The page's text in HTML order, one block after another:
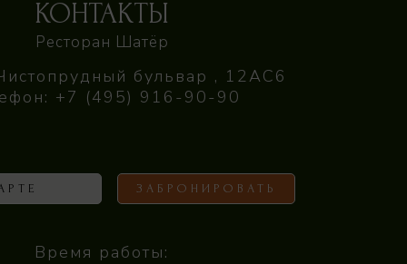
ЗАБРОНИРОВАТЬ
КОНТАКТЫ
Ресторан Шатёр
бульвар , 12АС6
+7 (495) 916-90-90
Время работы: